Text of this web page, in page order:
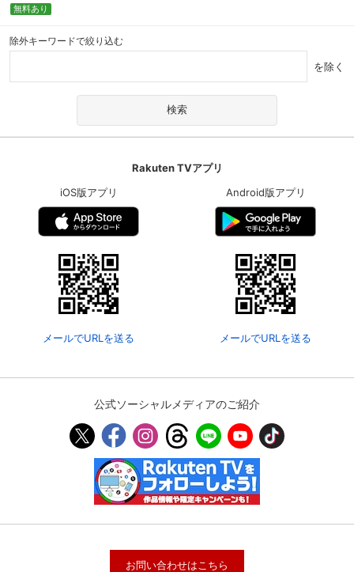
無料あり
除外キーワードで絞り込む
を除く
Rakuten TVアプリ
iOS版アプリ
メールでURLを送る
Android版アプリ
メールでURLを送る
公式ソーシャルメディアのご紹介
お問い合わせはこちら